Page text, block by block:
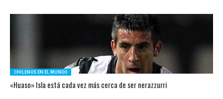
CHILENOS EN EL MUNDO
«Huaso» Isla está cada vez más cerca de ser nerazzurri